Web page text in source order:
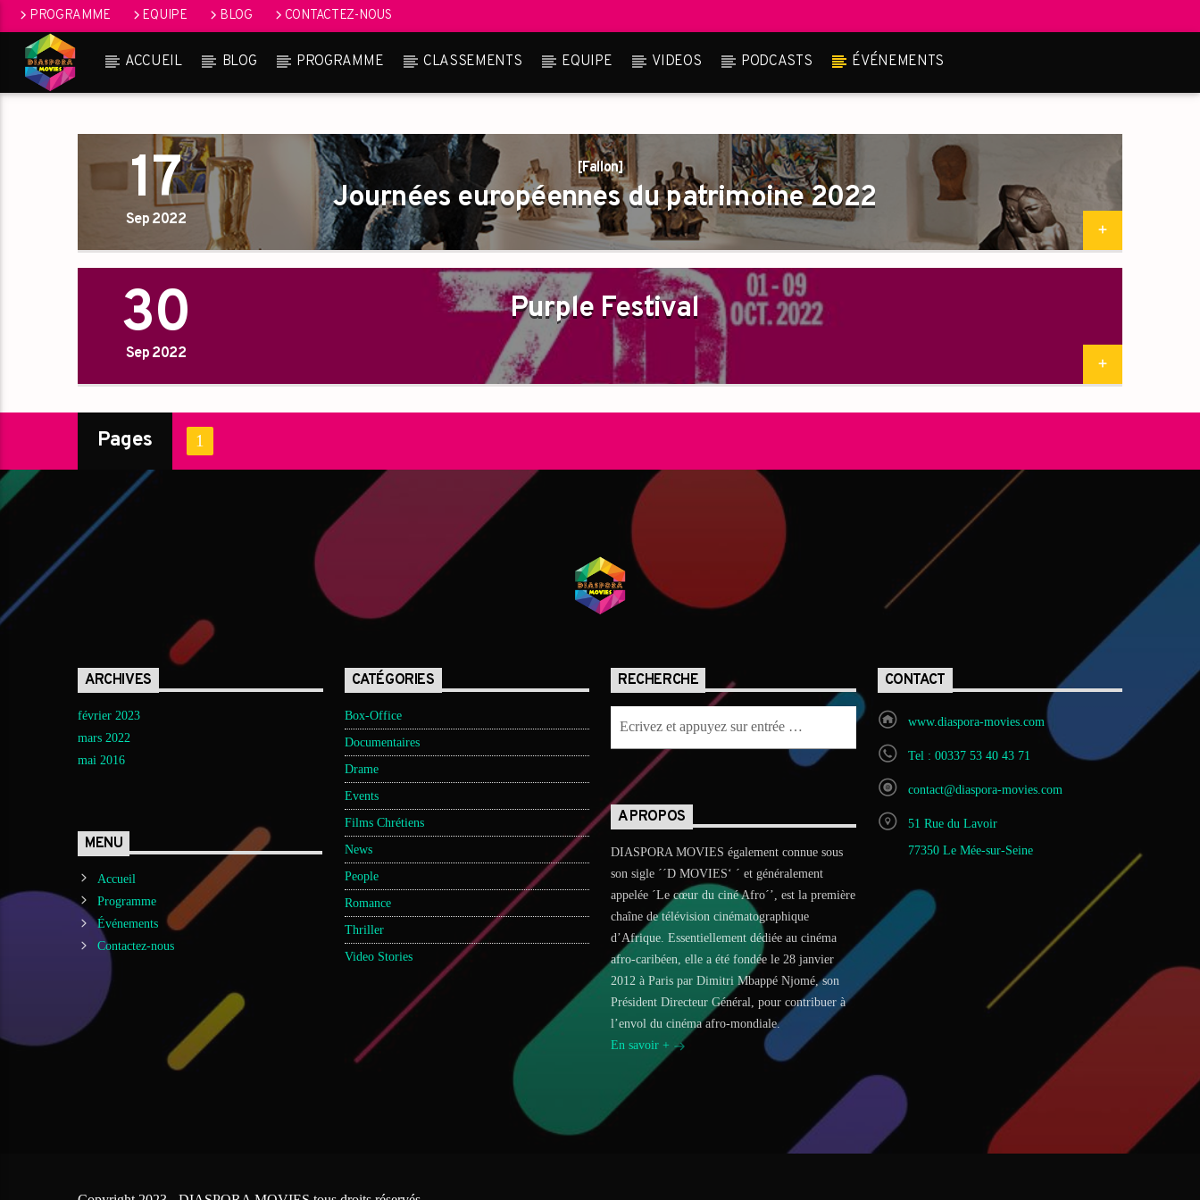
PROGRAMME EQUIPE BLOG CONTACTEZ-NOUS
ACCUEIL BLOG PROGRAMME CLASSEMENTS EQUIPE VIDEOS PODCASTS ÉVÉNEMENTS
17
Sep 2022
[Fallon]
Journées européennes du patrimoine 2022
30
Sep 2022
Purple Festival
Pages 1
ARCHIVES
février 2023
mars 2022
mai 2016
CATÉGORIES
Box-Office
Documentaires
Drame
Events
Films Chrétiens
News
People
Romance
Thriller
Video Stories
RECHERCHE CONTACT
www.diaspora-movies.com
Tel : 00337 53 40 43 71
contact@diaspora-movies.com
51 Rue du Lavoir
77350 Le Mée-sur-Seine
A PROPOS
DIASPORA MOVIES également connue sous
son sigle ´´D MOVIES‘ ´ et généralement
appelée ´Le cœur du ciné Afro´’, est la première
chaîne de télévision cinématographique
d’Afrique. Essentiellement dédiée au cinéma
afro-caribéen, elle a été fondée le 28 janvier
2012 à Paris par Dimitri Mbappé Njomé, son
Président Directeur Général, pour contribuer à
l’envol du cinéma afro-mondiale.
En savoir +
MENU
Accueil
Programme
Événements
Contactez-nous